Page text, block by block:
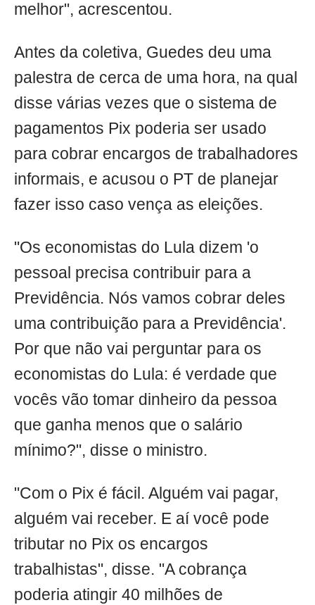
melhor", acrescentou.
Antes da coletiva, Guedes deu uma
palestra de cerca de uma hora, na qual
disse várias vezes que o sistema de
pagamentos Pix poderia ser usado
para cobrar encargos de trabalhadores
informais, e acusou o PT de planejar
fazer isso caso vença as eleições.
"Os economistas do Lula dizem 'o
pessoal precisa contribuir para a
Previdência. Nós vamos cobrar deles
uma contribuição para a Previdência'.
Por que não vai perguntar para os
economistas do Lula: é verdade que
vocês vão tomar dinheiro da pessoa
que ganha menos que o salário
mínimo?", disse o ministro.
"Com o Pix é fácil. Alguém vai pagar,
alguém vai receber. E aí você pode
tributar no Pix os encargos
trabalhistas", disse. "A cobrança
poderia atingir 40 milhões de